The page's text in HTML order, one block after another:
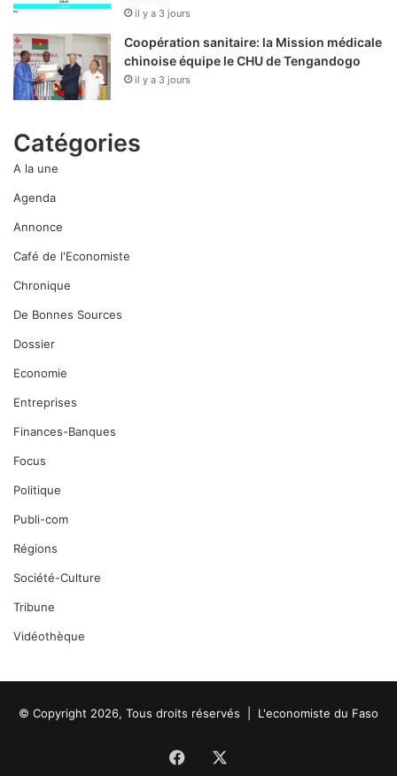
il y a 3 jours
Coopération sanitaire: la Mission médicale
chinoise équipe le CHU de Tengandogo
il y a 3 jours
Catégories
A la une
Agenda
Annonce
Café de l'Economiste
Chronique
De Bonnes Sources
Dossier
Economie
Entreprises
Finances-Banques
Focus
Politique
Publi-com
Régions
Société-Culture
Tribune
Vidéothèque
© Copyright 2026, Tous droits réservés | L'economiste du Faso
Facebook